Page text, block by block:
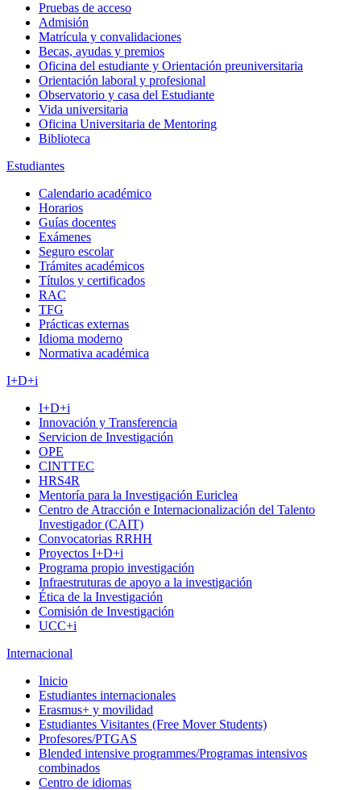
Pruebas de acceso
Admisión
Matrícula y convalidaciones
Becas, ayudas y premios
Oficina del estudiante y Orientación preuniversitaria
Orientación laboral y profesional
Observatorio y casa del Estudiante
Vida universitaria
Oficina Universitaria de Mentoring
Biblioteca
Estudiantes
Calendario académico
Horarios
Guías docentes
Exámenes
Seguro escolar
Trámites académicos
Títulos y certificados
RAC
TFG
Prácticas externas
Idioma moderno
Normativa académica
I+D+i
I+D+i
Innovación y Transferencia
Servicion de Investigación
OPE
CINTTEC
HRS4R
Mentoría para la Investigación Euriclea
Centro de Atracción e Internacionalización del Talento
Investigador (CAIT)
Convocatorias RRHH
Proyectos I+D+i
Programa propio investigación
Infraestruturas de apoyo a la investigación
Ética de la Investigación
Comisión de Investigación
UCC+i
Internacional
Inicio
Estudiantes internacionales
Erasmus+ y movilidad
Estudiantes Visitantes (Free Mover Students)
Profesores/PTGAS
Blended intensive programmes/Programas intensivos
combinados
Centro de idiomas